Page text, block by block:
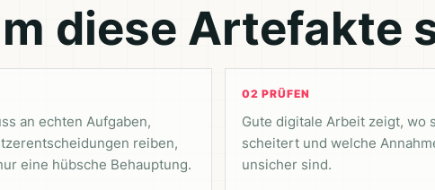
diese Artefakte
an echten Aufgaben,
reiben,
eine hübsche Behauptung.
02 PRÜFEN
Gute digitale Arbeit zeigt, wo
scheitert und welche
unsicher sind.